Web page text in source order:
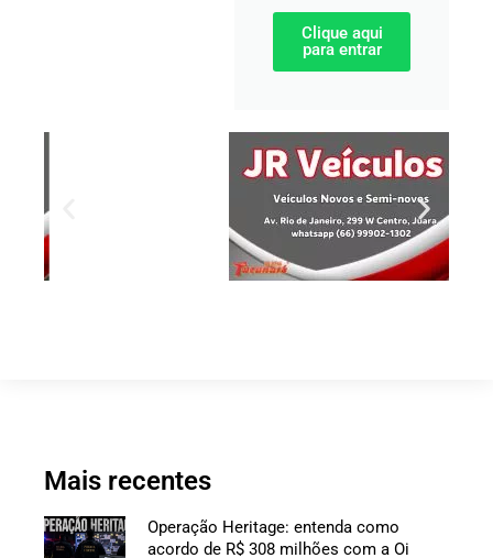
Clique aqui
para entrar
Mais recentes
Operação Heritage: entenda como
acordo de R$ 308 milhões com a Oi